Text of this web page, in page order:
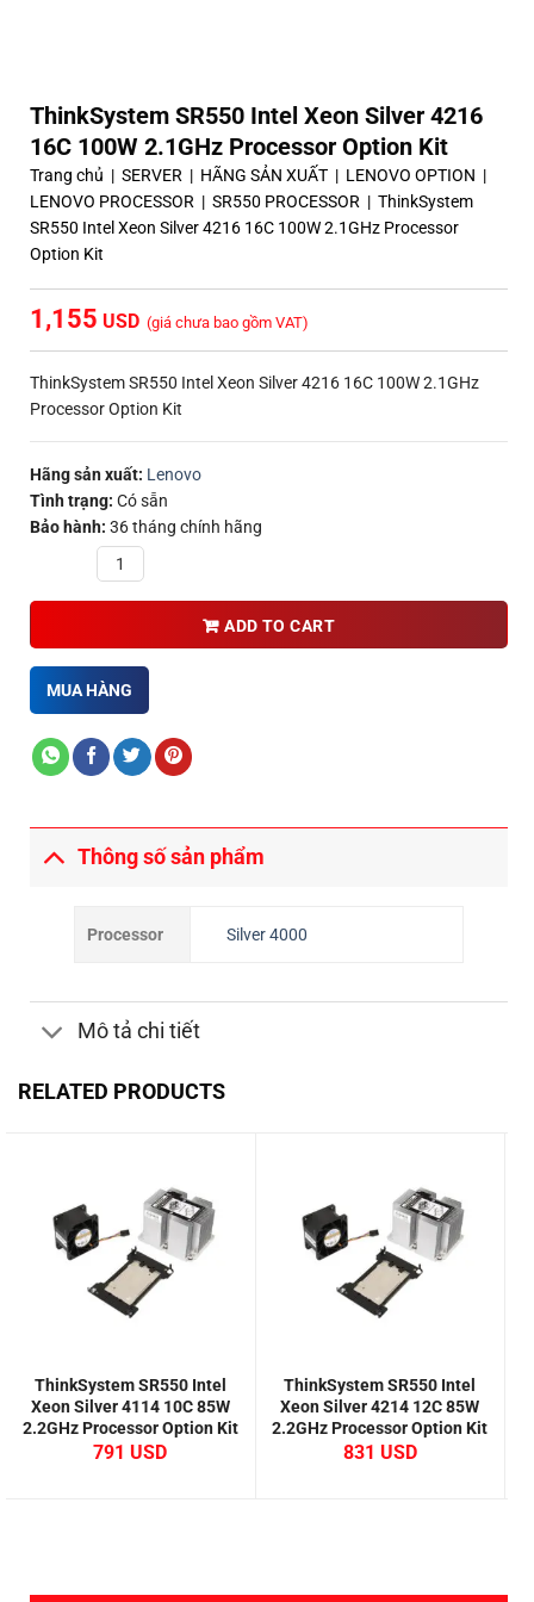
ThinkSystem SR550 Intel Xeon Silver 4216
16C 100W 2.1GHz Processor Option Kit
Trang chủ | SERVER | HÃNG SẢN XUẤT | LENOVO OPTION |
LENOVO PROCESSOR | SR550 PROCESSOR | ThinkSystem
SR550 Intel Xeon Silver 4216 16C 100W 2.1GHz Processor
Option Kit
1,155 (giá chưa bao gồm VAT)
ThinkSystem SR550 Intel Xeon Silver 4216 16C 100W 2.1GHz
Processor Option Kit
Hãng sản xuất: Lenovo
Tình trạng: Có sẵn
Bảo hành: 36 tháng chính hãng
ADD TO CART
MUA HÀNG
Thông số sản phẩm
Processor Silver 4000
Mô tả chi tiết
RELATED PRODUCTS
ThinkSystem SR550 Intel
Xeon Silver 4114 10C 85W
2.2GHz Processor Option Kit
791
ThinkSystem SR550 Intel
Xeon Silver 4214 12C 85W
2.2GHz Processor Option Kit
831